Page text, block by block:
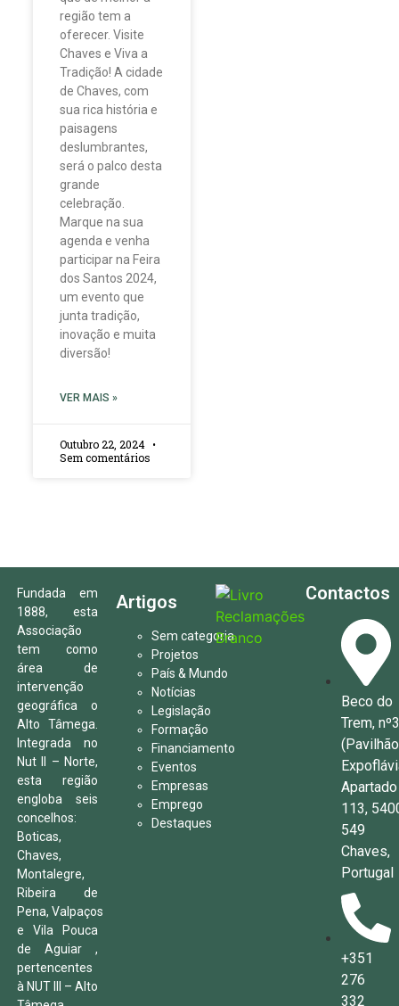
região tem a
oferecer. Visite
Chaves e Viva a
Tradição! A cidade
de Chaves, com
sua rica história e
paisagens
deslumbrantes,
será o palco desta
grande
celebração.
Marque na sua
agenda e venha
participar na Feira
dos Santos 2024,
um evento que
junta tradição,
inovação e muita
diversão!
VER MAIS »
Outubro 22, 2024
Sem comentários
Fundada em
1888, esta
Associação
tem como
área de
intervenção
geográfica o
Alto Tâmega.
Integrada no
Nut II – Norte,
esta região
engloba seis
concelhos:
Boticas,
Chaves,
Montalegre,
Ribeira de
Pena, Valpaços
e Vila Pouca
de Aguiar ,
pertencentes
à NUT III – Alto
Artigos
Sem categoria
Projetos
País & Mundo
Notícias
Legislação
Formação
Financiamento
Eventos
Empresas
Emprego
Destaques
Contactos
Beco do
Trem,
(Pavilhão
Apartado
113,
549
Chaves,
Portugal
+351
276
332